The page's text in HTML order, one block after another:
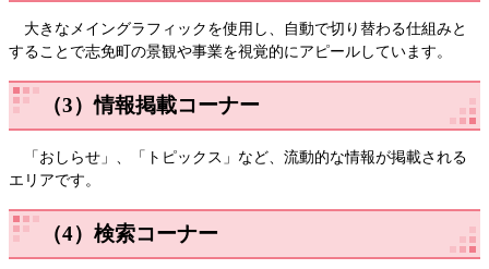
大きなメイングラフィックを使用し、自動で切り替わる仕組みと
することで志免町の景観や事業を視覚的にアピールしています。
（3）情報掲載コーナー
「おしらせ」、「トピックス」など、流動的な情報が掲載される
エリアです。
（4）検索コーナー